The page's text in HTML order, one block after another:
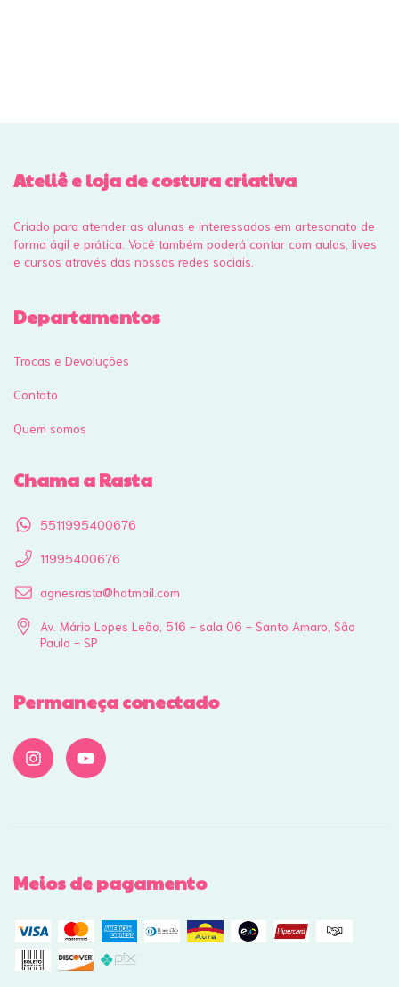
Ateliê e loja de costura criativa
Criado para atender as alunas e interessados em artesanato de
forma ágil e prática. Você também poderá contar com aulas, lives
e cursos através das nossas redes sociais.
Departamentos
Trocas e Devoluções
Contato
Quem somos
Chama a Rasta
5511995400676
11995400676
agnesrasta@hotmail.com
Av. Mário Lopes Leão, 516 - sala 06 - Santo Amaro, São
Paulo - SP
Permaneça conectado
Meios de pagamento